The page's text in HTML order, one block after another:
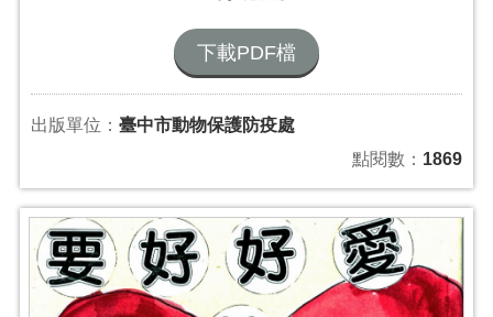
下載PDF檔
出版單位： 臺中市動物保護防疫處
點閱數： 1869